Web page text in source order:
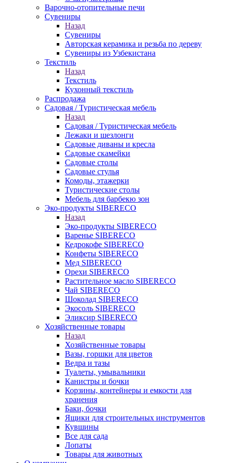
Варочно-отопительные печи
Сувениры
Назад
Сувениры
Авторская керамика и резьба по дереву
Сувениры из Узбекистана
Текстиль
Назад
Текстиль
Кухонный текстиль
Распродажа
Садовая / Туристическая мебель
Назад
Садовая / Туристическая мебель
Лежаки и шезлонги
Садовые диваны и кресла
Садовые скамейки
Садовые столы
Садовые стулья
Комоды, этажерки
Туристические столы
Мебель для барбекю зон
Эко-продукты SIBERECO
Назад
Эко-продукты SIBERECO
Варенье SIBERECO
Кедрокофе SIBERECO
Конфеты SIBERECO
Мед SIBERECO
Орехи SIBERECO
Растительное масло SIBERECO
Чай SIBERECO
Шоколад SIBERECO
Экосоль SIBERECO
Эликсир SIBERECO
Хозяйственные товары
Назад
Хозяйственные товары
Вазы, горшки для цветов
Ведра и тазы
Туалеты, умывальники
Канистры и бочки
Корзины, контейнеры и емкости для
хранения
Баки, бочки
Ящики для строительных инструментов
Кувшины
Все для сада
Лопаты
Товары для животных